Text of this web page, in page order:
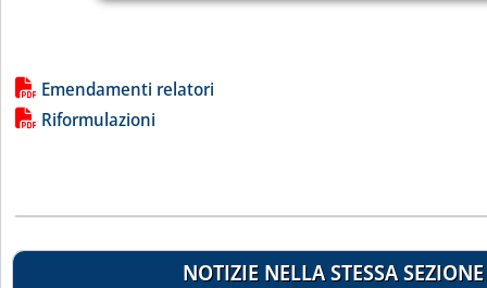
Lista allegati PDF alla notizia
Emendamenti relatori
Riformulazioni
NOTIZIE NELLA STESSA SEZIONE